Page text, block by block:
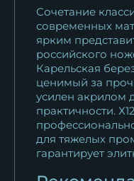
Сочетание
современных
ярким
российского
Карельская
ценимый за
усилен акрилом
практичности.
для тяжелых
гарантирует